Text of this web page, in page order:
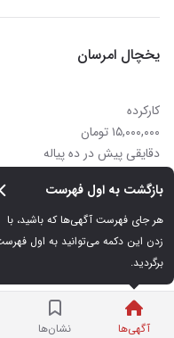
آگهی‌ها
بازگشت به اول فهرست
برگردید.
نشان‌ها
یخچال امرسان
کارکرده
۱۵,۰۰۰,۰۰۰ تومان
دقایقی پیش در ده پیاله
بر انصار بعثت طبقه دوم ۲ خوابه
ودیعه: ۵۰۰,۰۰۰,۰۰۰ تومان
اجاره: ۳۵,۰۰۰,۰۰۰ تومان
دقایقی پیش در تلخ داش